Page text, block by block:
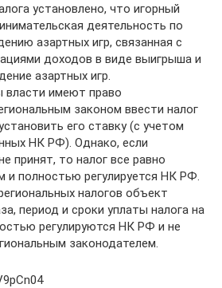
установлено, что игорный
деятельность по
азартных игр, связанная с
доходов в виде выигрыша и
азартных игр.
власти имеют право
законом ввести налог
его ставку (с учетом
НК РФ). Однако, если
принят, то налог все равно
и полностью регулируется НК РФ.
налогов объект
период и сроки уплаты налога на
регулируются НК РФ и не
законодателем.